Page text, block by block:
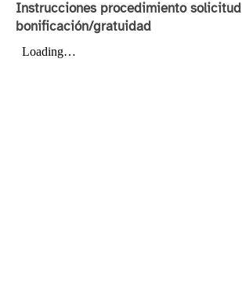
Instrucciones procedimiento solicitud
bonificación/gratuidad